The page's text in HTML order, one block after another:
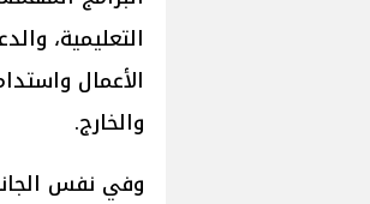
التعليمية،
الأعمال
والخارج.
وفي نفس